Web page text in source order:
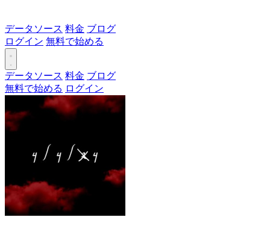
データソース 料金 ブログ
ログイン 無料で始める
データソース 料金 ブログ
無料で始める ログイン